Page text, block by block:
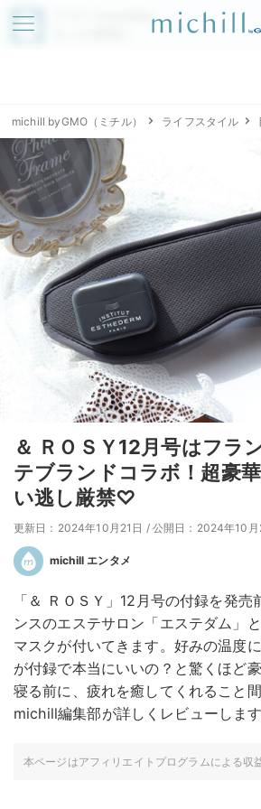
アプリでmichillが
michill byGMO（ミチル） ライフスタイル
＆ ＲＯＳＹ12月号はフラ
テブランドコラボ！超豪
い逃し厳禁♡
更新日：2024年10月21日 / 公開日：2024年10月
michill エンタメ
「＆ ＲＯＳＹ」12月号の付録を発売
ンスのエステサロン「エステダム」
マスクが付いてきます。好みの温度
が付録で本当にいいの？と驚くほど
寝る前に、疲れを癒してくれること
michill編集部が詳しくレビューします
本ページはアフィリエイトプログラムによる収